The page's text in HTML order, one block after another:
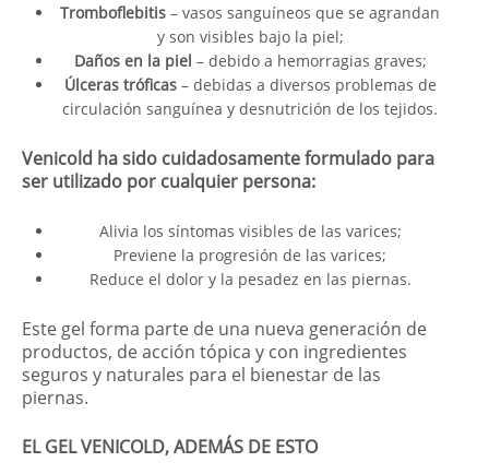
Tromboflebitis – vasos sanguíneos que se agrandan
y son visibles bajo la piel;
Daños en la piel – debido a hemorragias graves;
Úlceras tróficas– debidas a diversos problemas de
circulación sanguínea y desnutrición de los tejidos.
Venicold ha sido cuidadosamente formulado para
ser utilizado por cualquier persona:
Alivia los síntomas visibles de las varices;
Previene la progresión de las varices;
Reduce el dolor y la pesadez en las piernas.
Este gel forma parte de una nueva generación de
productos, de acción tópica y con ingredientes
seguros y naturales para el bienestar de las
piernas.
EL GEL VENICOLD, ADEMÁS DE ESTO